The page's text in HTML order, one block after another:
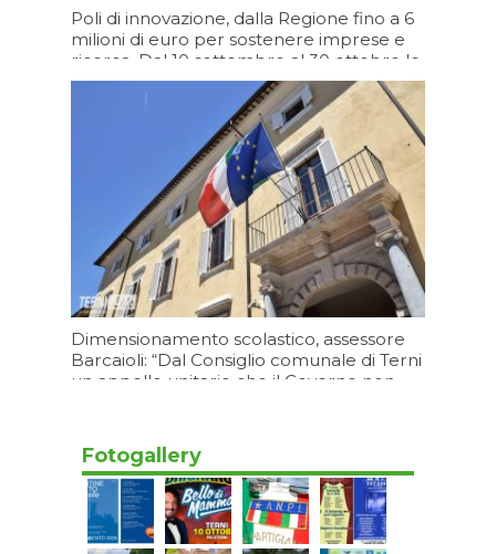
Poli di innovazione, dalla Regione fino a 6
milioni di euro per sostenere imprese e
ricerca. Dal 10 settembre al 30 ottobre le
domande
Dimensionamento scolastico, assessore
Barcaioli: “Dal Consiglio comunale di Terni
un appello unitario che il Governo non
Fotogallery